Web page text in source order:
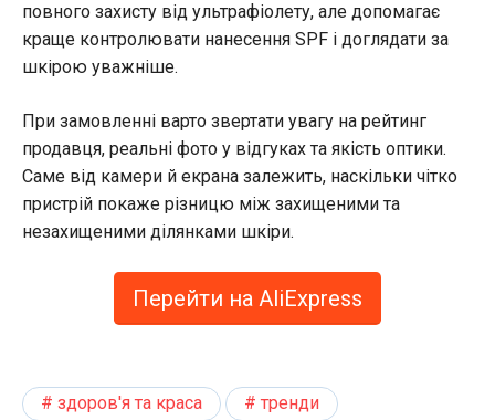
повного захисту від ультрафіолету, але допомагає
краще контролювати нанесення SPF і доглядати за
шкірою уважніше.
При замовленні варто звертати увагу на рейтинг
продавця, реальні фото у відгуках та якість оптики.
Саме від камери й екрана залежить, наскільки чітко
пристрій покаже різницю між захищеними та
незахищеними ділянками шкіри.
Перейти на AliExpress
здоров'я та краса тренди